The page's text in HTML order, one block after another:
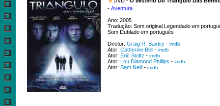
- Aventura
Ano: 2005
Tradução: Som original Legendado em
Som Dublado em português
Diretor: Graig R. Baxley - imdb
Ator: Catherine Bell - imdb
Ator: Eric Stoltz - imdb
Ator: Lou Diamond Phillips - imdb
Ator: Sam Neill - imdb